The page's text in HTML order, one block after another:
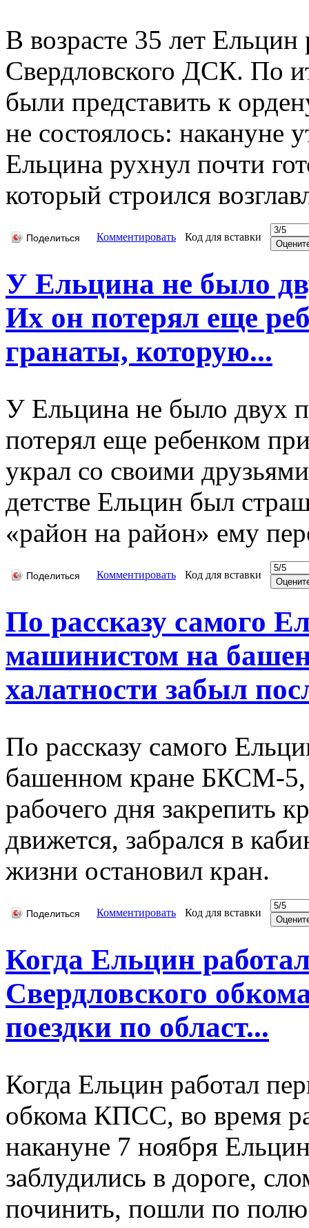
В возрасте 35 лет
Свердловского ДСК. По
были представить к
не состоялось: накануне
Ельцина рухнул почти
который строился
Поделиться Комментировать Код для вставки
У Ельцина не было
Их он потерял еще
гранаты, которую...
У Ельцина не было двух
потерял еще ребенком
украл со своими
детстве Ельцин был
«район на район» ему
Поделиться Комментировать Код для вставки
По рассказу самого
машинистом на
халатности забыл
По рассказу самого
башенном кране БКСМ-5,
рабочего дня закрепить
движется, забрался в
жизни остановил кран.
Поделиться Комментировать Код для вставки
Когда Ельцин
Свердловского
поездки по област...
Когда Ельцин работал
обкома КПСС, во время
накануне 7 ноября
заблудились в дороге,
починить, пошли по полю